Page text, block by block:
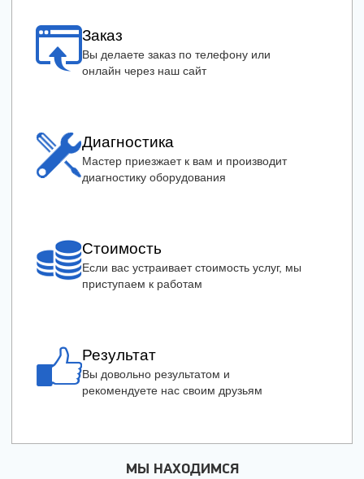
Заказ
Вы делаете заказ по телефону или
онлайн через наш сайт
Диагностика
Мастер приезжает к вам и производит
диагностику оборудования
Стоимость
Если вас устраивает стоимость услуг, мы
приступаем к работам
Результат
Вы довольно результатом и
рекомендуете нас своим друзьям
МЫ НАХОДИМСЯ